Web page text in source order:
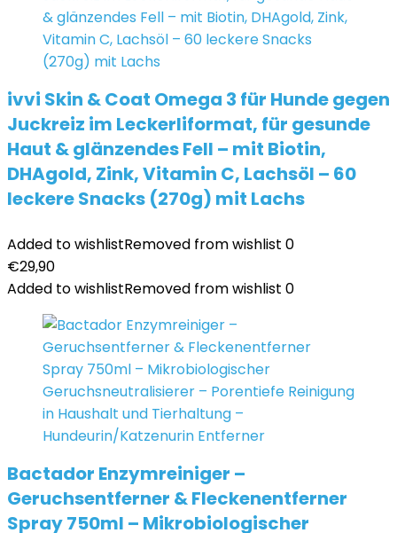
ivvi Skin & Coat Omega 3 für Hunde gegen
Juckreiz im Leckerliformat, für gesunde
Haut & glänzendes Fell – mit Biotin,
DHAgold, Zink, Vitamin C, Lachsöl – 60
leckere Snacks (270g) mit Lachs
Added to wishlistRemoved from wishlist 0
€29,90
Added to wishlistRemoved from wishlist 0
Bactador Enzymreiniger –
Geruchsentferner & Fleckenentferner
Spray 750ml – Mikrobiologischer